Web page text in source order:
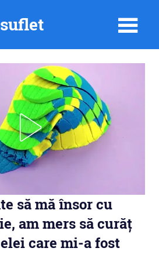
să mă însor cu
am mers să curăț
care mi-a fost